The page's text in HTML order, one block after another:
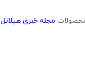
مجله خبری هیلاتل